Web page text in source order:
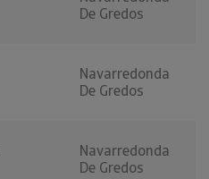
De Gredos
Navarredonda
De Gredos
Navarredonda
De Gredos